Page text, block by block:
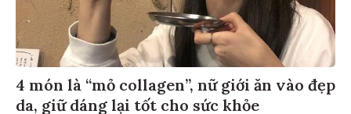
4 món là “mỏ collagen”, nữ giới ăn vào đẹp
da, giữ dáng lại tốt cho sức khỏe